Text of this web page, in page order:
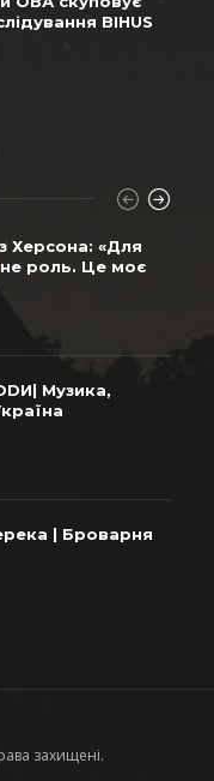
BIHUS
Херсона: «Для
роль. Це моє
Музика,
| Броварня
захищені.